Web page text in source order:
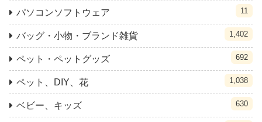
パソコンソフトウェア 11
バッグ・小物・ブランド雑貨 1,402
ペット・ペットグッズ 692
ペット、DIY、花 1,038
ベビー、キッズ 630